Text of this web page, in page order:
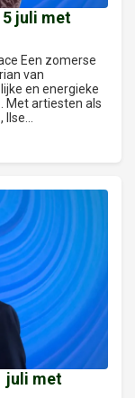
juli met
Een zomerse
van
en energieke
Met artiesten als
Ilse...
juli met